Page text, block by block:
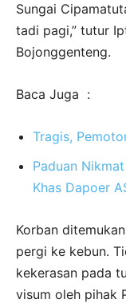
Sungai
tadi pagi,” tutur
Bojonggenteng.
Baca Juga :
Tragis,
Paduan
Khas Dapoer
Korban
pergi ke kebun.
kekerasan pada
visum oleh pihak